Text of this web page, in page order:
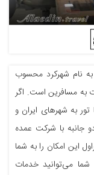
نام شهرکرد محسوب
به مسافرین است. اگر
به شهرهای ایران و
جانبه با شرکت عمده
این امکان را به شما
می‌توانید خدمات